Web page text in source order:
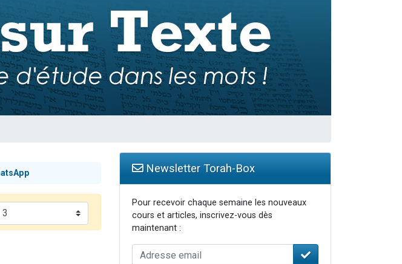
déjà orphelins risquent de perdre leur maman
Newsletter Torah-Box
Pour recevoir chaque semaine les nouveaux
cours et articles, inscrivez-vous dès
maintenant :